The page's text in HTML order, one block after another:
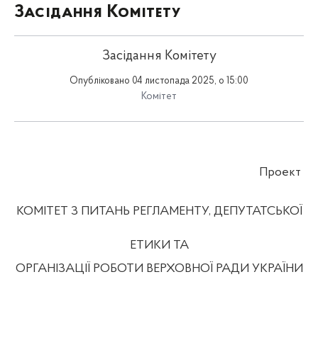
Засідання Комітету
Засідання Комітету
Опубліковано 04 листопада 2025, о 15:00
Комітет
Проект
КОМІТЕТ З ПИТАНЬ РЕГЛАМЕНТУ, ДЕПУТАТСЬКОЇ
ЕТИКИ ТА
ОРГАНІЗАЦІЇ РОБОТИ ВЕРХОВНОЇ РАДИ УКРАЇНИ